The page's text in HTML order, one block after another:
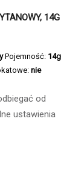
14G
Pojemność: 14g
nie
od
ustawienia